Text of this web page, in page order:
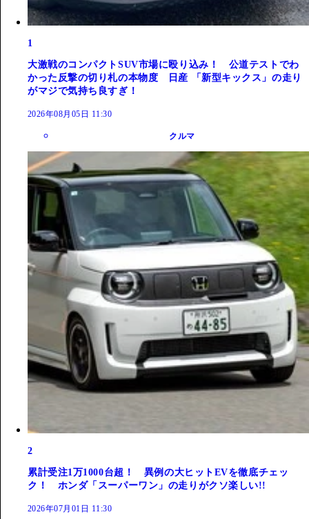
1
大激戦のコンパクトSUV市場に殴り込み！ 公道テストでわ
かった反撃の切り札の本物度 日産 「新型キックス」の走り
がマジで気持ち良すぎ！
2026年08月05日 11:30
クルマ
2
累計受注1万1000台超！ 異例の大ヒットEVを徹底チェッ
ク！ ホンダ「スーパーワン」の走りがクソ楽しい!!
2026年07月01日 11:30